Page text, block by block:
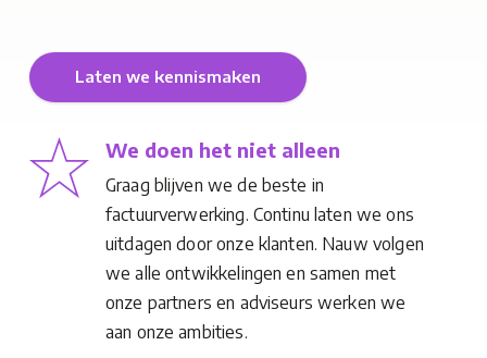
Laten we kennismaken
We doen het niet alleen
Graag blijven we de beste in
factuurverwerking. Continu laten we ons
uitdagen door onze klanten. Nauw volgen
we alle ontwikkelingen en samen met
onze partners en adviseurs werken we
aan onze ambities.